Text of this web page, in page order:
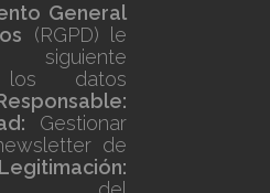
General
(RGPD) le
siguiente
los datos
Gestionar
de
Legitimación: